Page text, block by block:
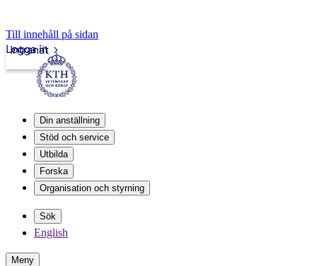
Till innehåll på sidan
Intranät
Logga in
Din anställning
Stöd och service
Utbilda
Forska
Organisation och styrning
Sök
English
Meny